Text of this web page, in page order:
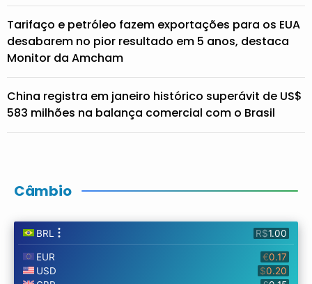
Tarifaço e petróleo fazem exportações para os EUA
desabarem no pior resultado em 5 anos, destaca
Monitor da Amcham
China registra em janeiro histórico superávit de US$
583 milhões na balança comercial com o Brasil
Câmbio